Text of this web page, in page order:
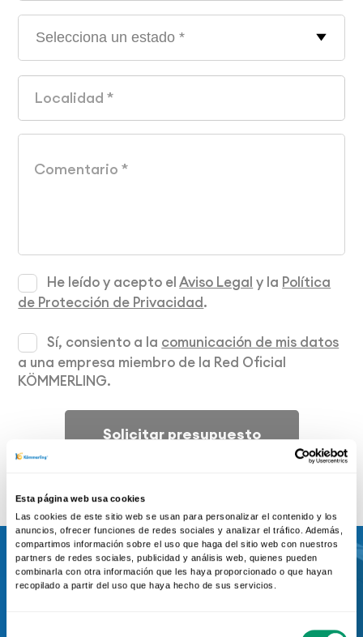
Esta página web usa cookies
Las cookies de este sitio web se usan para personalizar el contenido y los
anuncios, ofrecer funciones de redes sociales y analizar el tráfico. Además,
compartimos información sobre el uso que haga del sitio web con nuestros
partners de redes sociales, publicidad y análisis web, quienes pueden
combinarla con otra información que les haya proporcionado o que hayan
recopilado a partir del uso que haya hecho de sus servicios.
He leído y acepto elAviso Legal y la Política
de Protección de Privacidad.
Sí, consiento a la comunicación de mis datos
a una empresa miembro de la Red Oficial
KÖMMERLING.
Solicitar presupuesto
¿Eres arquitecto y